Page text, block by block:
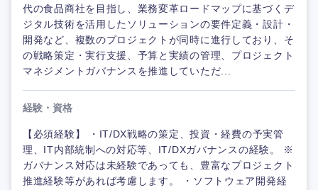
代の食品商社を目指し、業務変革ロードマップに基づくデ
ジタル技術を活用したソリューションの要件定義・設計・
開発など、複数のプロジェクトが同時に進行しており、そ
の戦略策定・実行支援、予算と実績の管理、プロジェクト
マネジメントガバナンスを推進していただ...
経験・資格
【必須経験】 ・IT/DX戦略の策定、投資・経費の予実管
理、IT内部統制への対応等、IT/DXガバナンスの経験。 ※
ガバナンス対応は未経験であっても、豊富なプロジェクト
推進経験等があれば考慮します。 ・ソフトウェア開発経